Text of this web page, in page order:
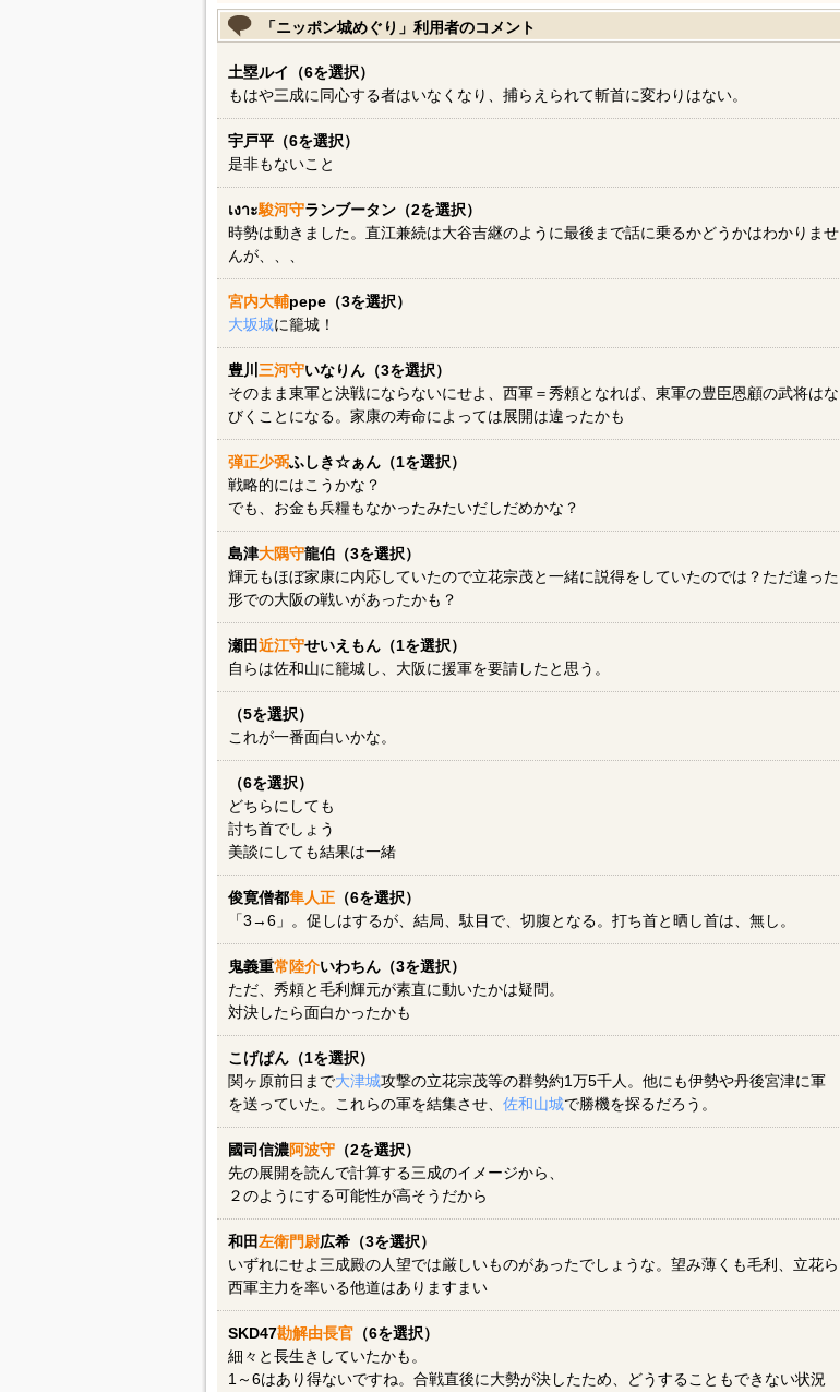
「ニッポン城めぐり」利用者のコメント
土塁ルイ（6を選択）
もはや三成に同心する者はいなくなり、捕らえられて斬首に変わりはない。
宇戸平（6を選択）
是非もないこと
เงาะ駿河守ランブータン（2を選択）
時勢は動きました。直江兼続は大谷吉継のように最後まで話に乗るかどうかはわかりませ
んが、、、
宮内大輔pepe（3を選択）
大坂城に籠城！
豊川 三河守いなりん（3を選択）
そのまま東軍と決戦にならないにせよ、西軍＝秀頼となれば、東軍の豊臣恩顧の武将はな
びくことになる。家康の寿命によっては展開は違ったかも
弾正少弼ふしき☆ぁん（1を選択）
戦略的にはこうかな？
でも、お金も兵糧もなかったみたいだしだめかな？
島津大隅守龍伯（3を選択）
輝元もほぼ家康に内応していたので立花宗茂と一緒に説得をしていたのでは？ただ違った
形での大阪の戦いがあったかも？
瀬田近江守せいえもん（1を選択）
自らは佐和山に籠城し、大阪に援軍を要請したと思う。
（5を選択）
これが一番面白いかな。
（6を選択）
どちらにしても
討ち首でしょう
美談にしても結果は一緒
俊寛僧都隼人正（6を選択）
「3→6」。促しはするが、結局、駄目で、切腹となる。打ち首と晒し首は、無し。
鬼義重常陸介いわちん（3を選択）
ただ、秀頼と毛利輝元が素直に動いたかは疑問。
対決したら面白かったかも
こげぱん（1を選択）
関ヶ原前日まで大津城攻撃の立花宗茂等の群勢約1万5千人。他にも伊勢や丹後宮津に軍
を送っていた。これらの軍を結集させ、 佐和山城で勝機を探るだろう。
國司信濃阿波守（2を選択）
先の展開を読んで計算する三成のイメージから、
２のようにする可能性が高そうだから
和田左衛門尉広希（3を選択）
いずれにせよ三成殿の人望では厳しいものがあったでしょうな。望み薄くも毛利、立花ら
西軍主力を率いる他道はありますまい
SKD47勘解由長官（6を選択）
細々と長生きしていたかも。
1～6はあり得ないですね。合戦直後に大勢が決したため、どうすることもできない状況